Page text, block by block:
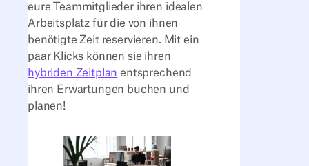
eure Teammitglieder ihren idealen
Arbeitsplatz für die von ihnen
benötigte Zeit reservieren. Mit ein
paar Klicks können sie ihren
hybriden Zeitplan entsprechend
ihren Erwartungen buchen und
planen!